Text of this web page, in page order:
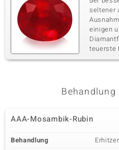
seltener
einigen
teuerste
AAA-Mosambik-Rubin
Behandlung